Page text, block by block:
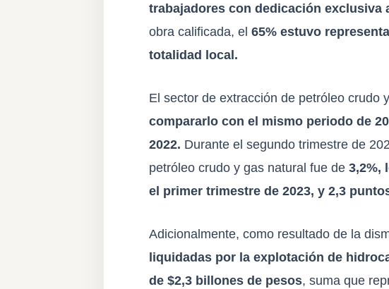
trabajadores con dedicación exclusiva
obra calificada, el 65% estuvo
totalidad local.
El sector de extracción de petróleo crudo
compararlo con el mismo periodo de
2022. Durante el segundo trimestre de
petróleo crudo y gas natural fue de 3,2%,
el primer trimestre de 2023, y 2,3
Adicionalmente, como resultado de la
liquidadas por la explotación de
de $2,3 billones de pesos, suma que